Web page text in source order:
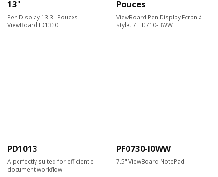
13"
Pen Display 13.3'' Pouces
ViewBoard ID1330
Pouces
ViewBoard Pen Display Ecran à
stylet 7" ID710-BWW
PD1013
A perfectly suited for efficient e-
document workflow
PF0730-I0WW
7.5" ViewBoard NotePad